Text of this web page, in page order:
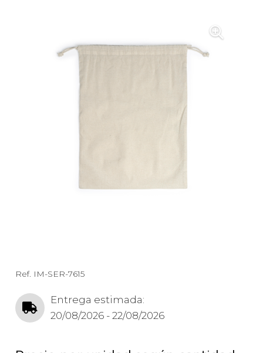
Ref. IM-SER-7615
Entrega estimada:
20/08/2026 - 22/08/2026